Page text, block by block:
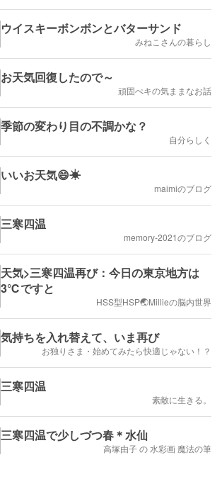
ウイスキーボンボンとバターサンド
みねこさんの暮らし
お天気回復したので～
頑固ぺキの気ままなお話
季節の変わり目の不調かな？
自分らしく
いいお天気😄☀
maimiのブログ
三寒四温
memory-2021のブログ
天気>三寒四温再び：今日の東京地方は
3℃ですと
HSS型HSP🌏Millieの脳内世界
気持ちを入れ替えて、いま再び
お独りさま・始めてみたら快適じゃない！？
三寒四温
素敵に生きる。
三寒四温で少しづつ春＊水仙
高塚由子 の 水彩画 魔法の筆